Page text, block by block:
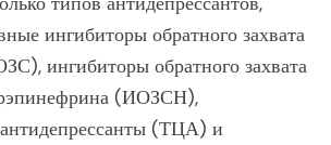
ингибиторы обратного захвата
ингибиторы обратного захвата
(ИОЗСН),
(ТЦА) и